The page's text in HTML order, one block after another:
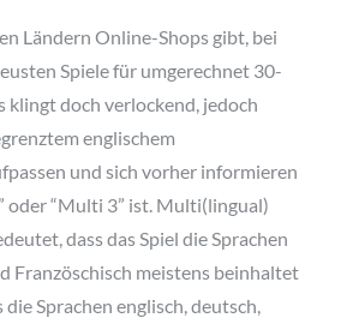
Ländern Online-Shops gibt, bei
Spiele für umgerechnet 30-
klingt doch verlockend, jedoch
englischem
und sich vorher informieren
oder “Multi 3” ist. Multi(lingual)
dass das Spiel die Sprachen
Französchisch meistens beinhaltet
Sprachen englisch, deutsch,